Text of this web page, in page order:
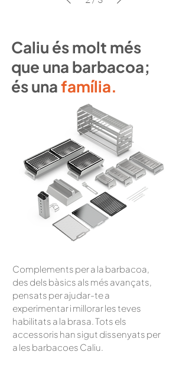
Caliu és molt més
que una barbacoa;
és unafamília.
Complements per a la barbacoa,
des dels bàsics als més avançats,
pensats per ajudar-te a
experimentar i millorar les teves
habilitats a la brasa. Tots els
accessoris han sigut dissenyats per
a les barbacoes Caliu.